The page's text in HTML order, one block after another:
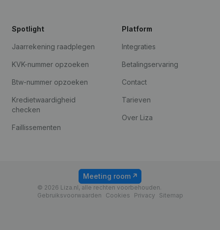
Spotlight
Jaarrekening raadplegen
KVK-nummer opzoeken
Btw-nummer opzoeken
Kredietwaardigheid
checken
Faillissementen
Platform
Integraties
Betalingservaring
Contact
Tarieven
Over Liza
© 2026 Liza.nl, alle rechten voorbehouden.
Gebruiksvoorwaarden
Cookies Privacy Sitemap
Meeting room